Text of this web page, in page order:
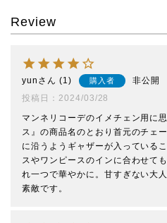
Review
yun 1 購入者
非公開
投稿日
2024/03/28
マンネリコーデのイメチェン用に
ス』の商品名のとおり首元のチェ
に沿うようギャザーが入っている
スやワンピースのインに合わせて
れ一つで華やかに。甘すぎない大
素敵です。